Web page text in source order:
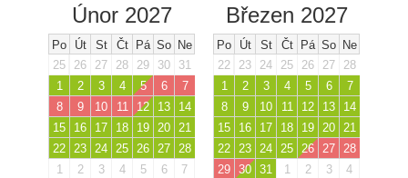
Únor 2027
Po Út St Čt Pá So Ne
25
26 27 28 29 30
31
1
2 3 4 5 6
7
8
9 10 11 12 13
14
15
16 17 18 19 20 21
22 23 24 25 26 27 28
1
2 3 4 5 6 7
Březen 2027
Po Út St Čt Pá So Ne
22
23 24 25 26 27
28
1
2 3 4 5 6
7
8
9 10 11 12 13
14
15
16 17 18 19 20 21
22 23 24 25 26 27 28
29 30 31 1 2 3 4